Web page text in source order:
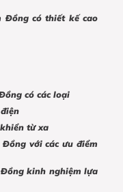
Đồng có thiết kế cao
có các loại
từ xa
với các ưu điểm
kinh nghiệm lựa